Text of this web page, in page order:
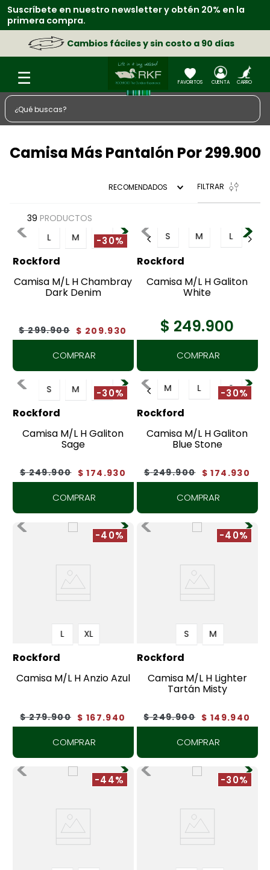
Suscríbete en nuestro newsletter y obtén 20% en la
primera compra.
Cambios fáciles y sin costo a 90 días
¿Qué buscas?
Camisa Más Pantalón Por 299.900
RECOMENDADOS FILTRAR
39 PRODUCTOS
-30%
L M S
Rockford
Camisa M/L H Chambray
Dark Denim
$ 299.900 $ 209.930
COMPRAR
S M L
Rockford
Camisa M/L H Galiton
White
$ 249.900
COMPRAR
-30%
S M L
Rockford
Camisa M/L H Galiton
Sage
$ 249.900 $ 174 .930
COMPRAR
-30%
M L S
Rockford
Camisa M/L H Galiton
Blue Stone
$ 249.900 $ 174 .930
COMPRAR
-40%
L XL
Rockford
Camisa M/L H Anzio Azul
$ 279.900 $ 167.940
COMPRAR
-40%
S M
Rockford
Camisa M/L H Lighter
Tartán Misty
$ 249.900 $ 149.940
COMPRAR
-44% -30%
1.
zapatos
4.
camisa
5
medias
6.
morral
7.
botas
10. chaqueta